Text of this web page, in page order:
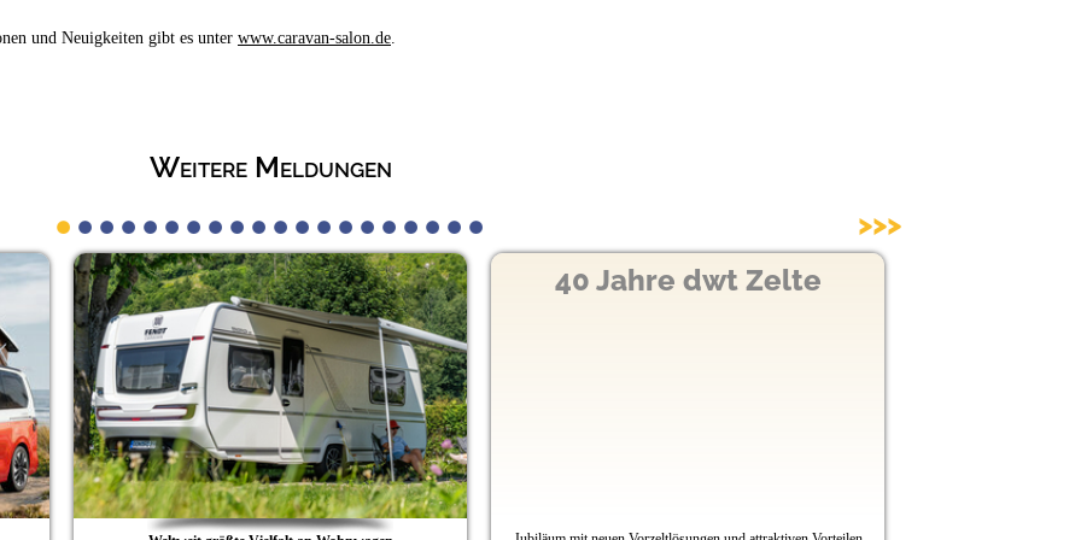
und Neuigkeiten gibt es unter www.caravan-salon.de
Weitere Meldungen
40 Jahre dwt Zelte
>>>